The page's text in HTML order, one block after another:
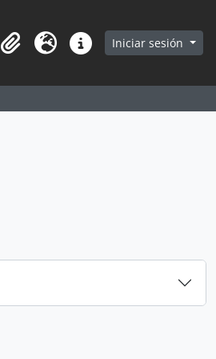
Portapapeles
Idioma Enlaces rápidos
Iniciar sesión